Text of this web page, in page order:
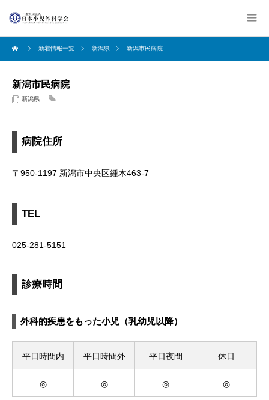
新着情報一覧 新潟県 新潟市民病院
新潟市民病院
新潟県
病院住所
〒950-1197 新潟市中央区鍾木463-7
TEL
025-281-5151
診療時間
外科的疾患をもった小児（乳幼児以降）
平日時間内 平日時間外 平日夜間 休日
◎ ◎ ◎ ◎